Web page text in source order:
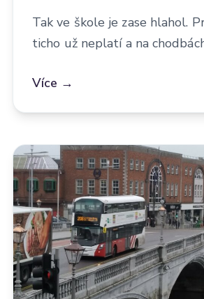
Tak ve škole je zase hlahol.
ticho už neplatí a na
Více →